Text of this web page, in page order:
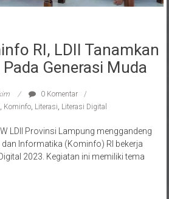
Generasi Muda
,Kominfo,Literasi,Literasi Digital
Informatika (Kominfo) RI bekerja
2023. Kegiatan ini memiliki tema